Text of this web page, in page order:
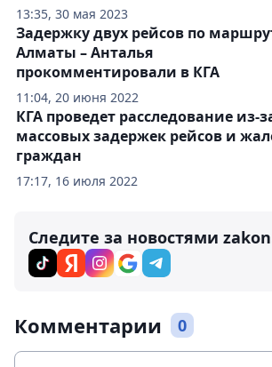
13:35, 30 мая 2023
11:04, 20 июня 2022
Задержку двух рейсов по
Алматы – Анталья
прокомментировали в КГА
17:17, 16 июля 2022
КГА проведет расследование из-
массовых задержек рейсов и
граждан
Следите за новостями
Комментарии 0